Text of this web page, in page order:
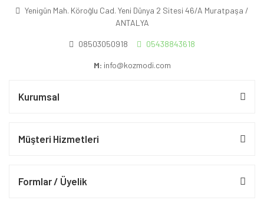
Yenigün Mah. Köroğlu Cad. Yeni Dünya 2 Sitesi 46/A Muratpaşa /
ANTALYA
08503050918 05438843618
M: info@kozmodi.com
Kurumsal
Müşteri Hizmetleri
Formlar / Üyelik